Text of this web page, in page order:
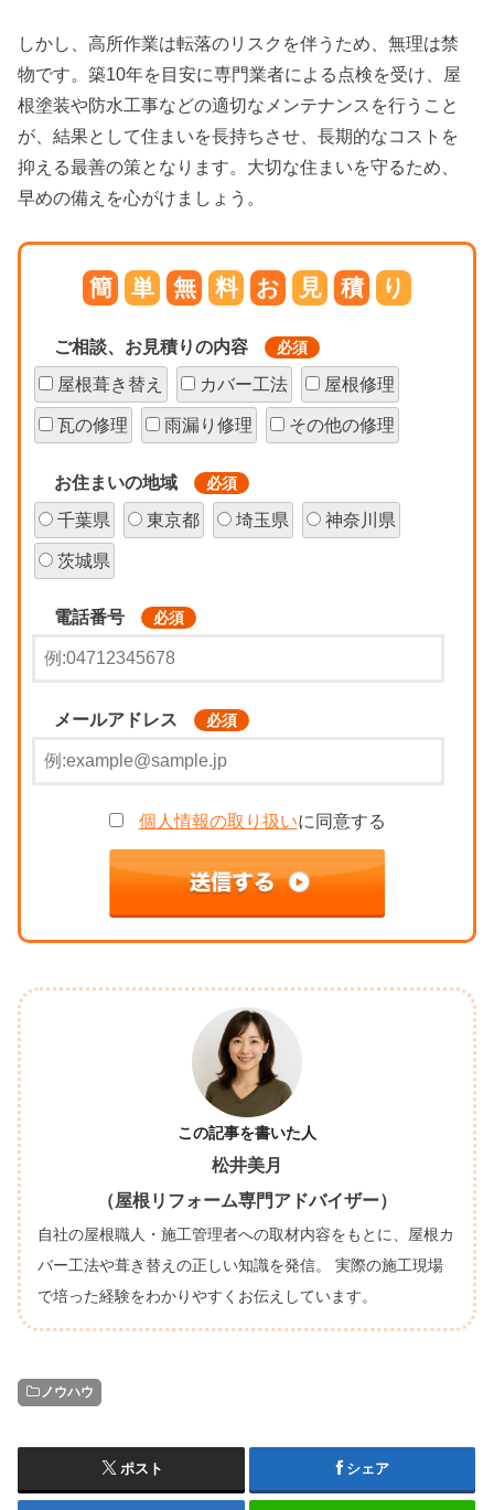
しかし、高所作業は転落のリスクを伴うため、無理は禁
物です。築10年を目安に専門業者による点検を受け、屋
根塗装や防水工事などの適切なメンテナンスを行うこと
が、結果として住まいを長持ちさせ、長期的なコストを
抑える最善の策となります。大切な住まいを守るため、
早めの備えを心がけましょう。
簡 単 無 料 お 見 積 り
ご相談、お見積りの内容 必須
屋根葺き替え カバー工法 屋根修理
瓦の修理 雨漏り修理 その他の修理
お住まいの地域 必須
千葉県 東京都 埼玉県 神奈川県
茨城県
電話番号 必須
メールアドレス 必須
個人情報の取り扱いに同意する
この記事を書いた人
松井美月
（屋根リフォーム専門アドバイザー）
自社の屋根職人・施工管理者への取材内容をもとに、屋根カ
バー工法や葺き替えの正しい知識を発信。 実際の施工現場
で培った経験をわかりやすくお伝えしています。
ノウハウ
ポスト シェア